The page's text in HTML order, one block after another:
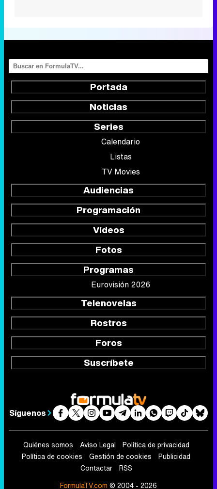
Portada
Noticias
Series
Calendario
Listas
TV Movies
Audiencias
Programación
Vídeos
Fotos
Programas
Eurovisión 2026
Telenovelas
Rostros
Foros
Suscríbete
Síguenos
Quiénes somos Aviso Legal
Política de privacidad
Política de cookies
Gestión de cookies
Publicidad
Contactar
RSS
FormulaTV.com © 2004 - 2026